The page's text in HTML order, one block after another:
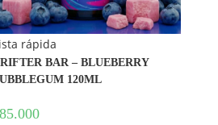
rápida
BAR – BLUEBERRY
120ML
85.000